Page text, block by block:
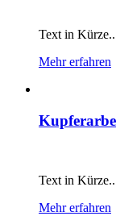
Text in
Mehr erfahren
Text in
Mehr erfahren